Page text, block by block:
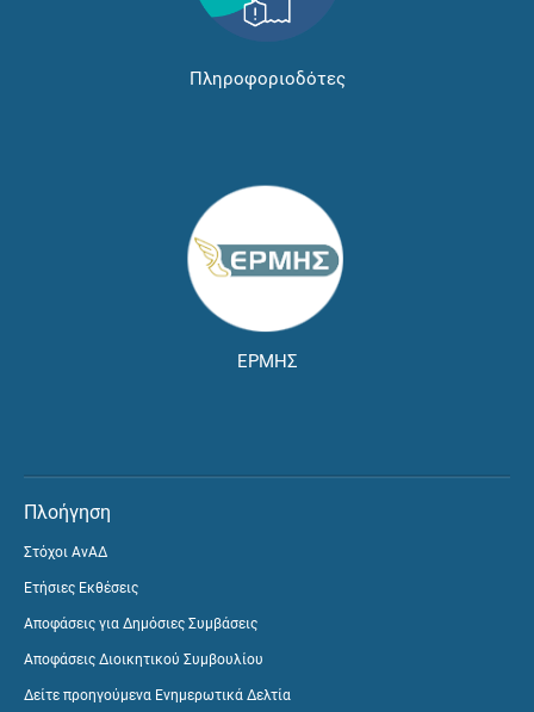
Πληροφοριοδότες
ΕΡΜΗΣ
Πλοήγηση
Στόχοι ΑνΑΔ
Ετήσιες Εκθέσεις
Αποφάσεις για Δημόσιες Συμβάσεις
Αποφάσεις Διοικητικού Συμβουλίου
Δείτε προηγούμενα Ενημερωτικά Δελτία